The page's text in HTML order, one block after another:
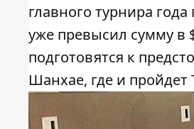
главного турнира
уже превысил сумму в
подготовятся к
Шанхае, где и пройдет